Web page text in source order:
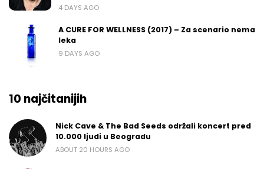
4 DAYS AGO
A CURE FOR WELLNESS (2017) – Za scenario nema
leka
9 DAYS AGO
10 najčitanijih
Nick Cave & The Bad Seeds održali koncert pred
10.000 ljudi u Beogradu
ABOUT 20 HOURS AGO